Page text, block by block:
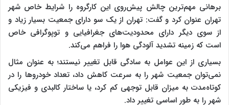
برهانی مهم‌ترین چالش پیش‌روی این کارگروه را شرایط خاص شهر
تهران عنوان کرد و گفت: تهران از یک سو دارای جمعیت بسیار زیاد و
از سوی دیگر دارای محدودیت‌های جغرافیایی و توپوگرافی خاص
است که زمینه تشدید آلودگی هوا را فراهم می‌کند.
بسیاری از این عوامل به سادگی قابل تغییر نیستند؛ به عنوان مثال
نمی‌توان جمعیت شهر را به سرعت کاهش داد، تعداد خودروها را در
کوتاه‌مدت به میزان قابل توجهی کم کرد، یا ساختار کالبدی و فیزیکی
شهر را به طور اساسی تغییر داد.